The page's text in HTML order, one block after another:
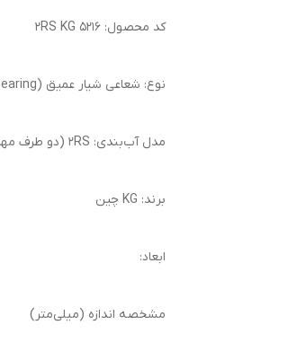
کد محصول: 5216 2RS KG
نوع: شعاعی شیار عمیق (Deep Groove Ball Bearing)
مدل آب‌بندی: 2RS (دو طرف مهر و پلاستیک آب‌بند)
برند: KG چین
ابعاد:
مشخصه اندازه (میلی‌متر)